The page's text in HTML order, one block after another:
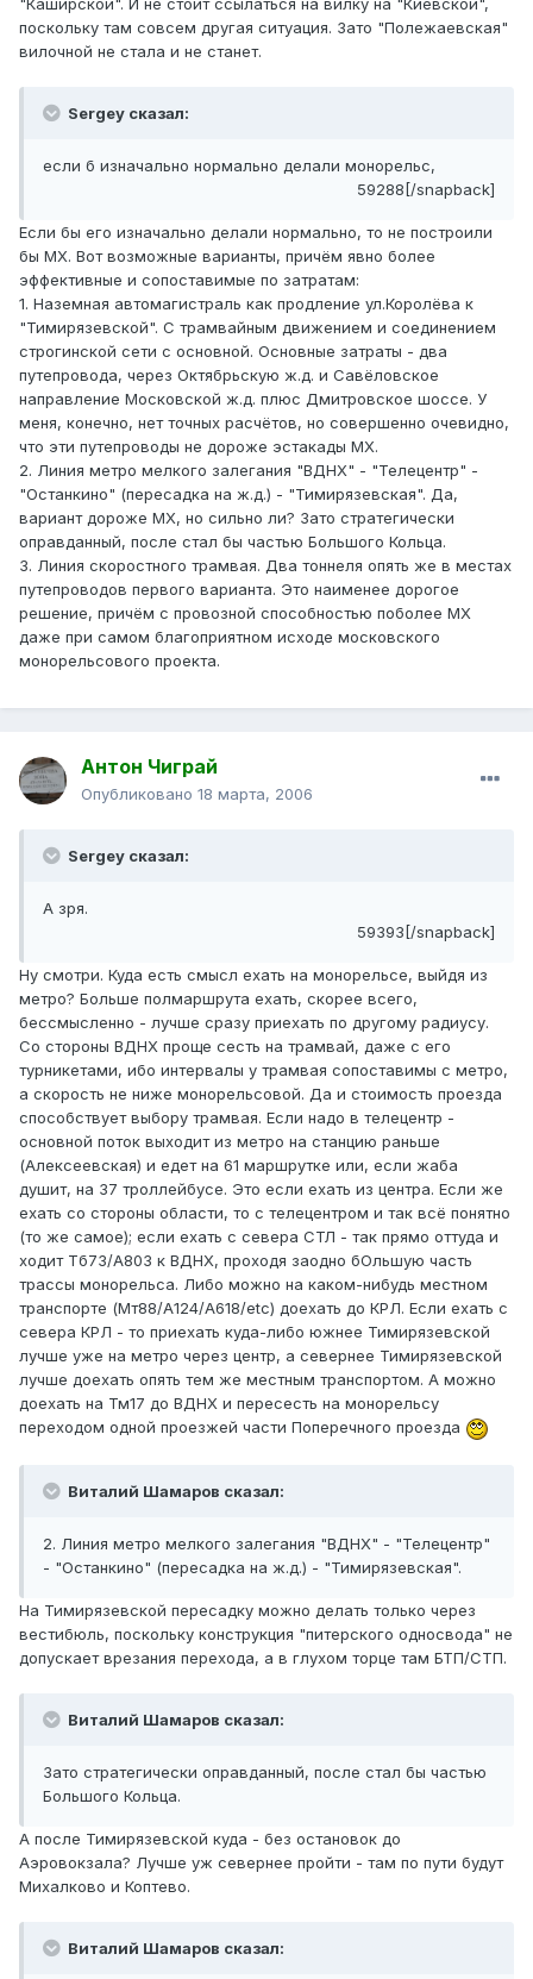
"Каширской". И не стоит ссылаться на вилку на "Киевской",
поскольку там совсем другая ситуация. Зато "Полежаевская"
вилочной не стала и не станет.
Sergey сказал:
если б изначально нормально делали монорельс,
59288[/snapback]
Если бы его изначально делали нормально, то не построили
бы МХ. Вот возможные варианты, причём явно более
эффективные и сопоставимые по затратам:
1. Наземная автомагистраль как продление ул.Королёва к
"Тимирязевской". С трамвайным движением и соединением
строгинской сети с основной. Основные затраты - два
путепровода, через Октябрьскую ж.д. и Савёловское
направление Московской ж.д. плюс Дмитровское шоссе. У
меня, конечно, нет точных расчётов, но совершенно очевидно,
что эти путепроводы не дороже эстакады МХ.
2. Линия метро мелкого залегания "ВДНХ" - "Телецентр" -
"Останкино" (пересадка на ж.д.) - "Тимирязевская". Да,
вариант дороже МХ, но сильно ли? Зато стратегически
оправданный, после стал бы частью Большого Кольца.
3. Линия скоростного трамвая. Два тоннеля опять же в местах
путепроводов первого варианта. Это наименее дорогое
решение, причём с провозной способностью поболее МХ
даже при самом благоприятном исходе московского
монорельсового проекта.
Антон Чиграй
Опубликовано 18 марта, 2006
Sergey сказал:
А зря.
59393[/snapback]
Ну смотри. Куда есть смысл ехать на монорельсе, выйдя из
метро? Больше полмаршрута ехать, скорее всего,
бессмысленно - лучше сразу приехать по другому радиусу.
Со стороны ВДНХ проще сесть на трамвай, даже с его
турникетами, ибо интервалы у трамвая сопоставимы с метро,
а скорость не ниже монорельсовой. Да и стоимость проезда
способствует выбору трамвая. Если надо в телецентр -
основной поток выходит из метро на станцию раньше
(Алексеевская) и едет на 61 маршрутке или, если жаба
душит, на 37 троллейбусе. Это если ехать из центра. Если же
ехать со стороны области, то с телецентром и так всё понятно
(то же самое); если ехать с севера СТЛ - так прямо оттуда и
ходит Тб73/А803 к ВДНХ, проходя заодно бОльшую часть
трассы монорельса. Либо можно на каком-нибудь местном
транспорте (Мт88/А124/А618/etc) доехать до КРЛ. Если ехать с
севера КРЛ - то приехать куда-либо южнее Тимирязевской
лучше уже на метро через центр, а севернее Тимирязевской
лучше доехать опять тем же местным транспортом. А можно
доехать на Тм17 до ВДНХ и пересесть на монорельсу
переходом одной проезжей части Поперечного проезда
Виталий Шамаров сказал:
2. Линия метро мелкого залегания "ВДНХ" - "Телецентр"
- "Останкино" (пересадка на ж.д.) - "Тимирязевская".
На Тимирязевской пересадку можно делать только через
вестибюль, поскольку конструкция "питерского односвода" не
допускает врезания перехода, а в глухом торце там БТП/СТП.
Виталий Шамаров сказал:
Зато стратегически оправданный, после стал бы частью
Большого Кольца.
А после Тимирязевской куда - без остановок до
Аэровокзала? Лучше уж севернее пройти - там по пути будут
Михалково и Коптево.
Виталий Шамаров сказал: